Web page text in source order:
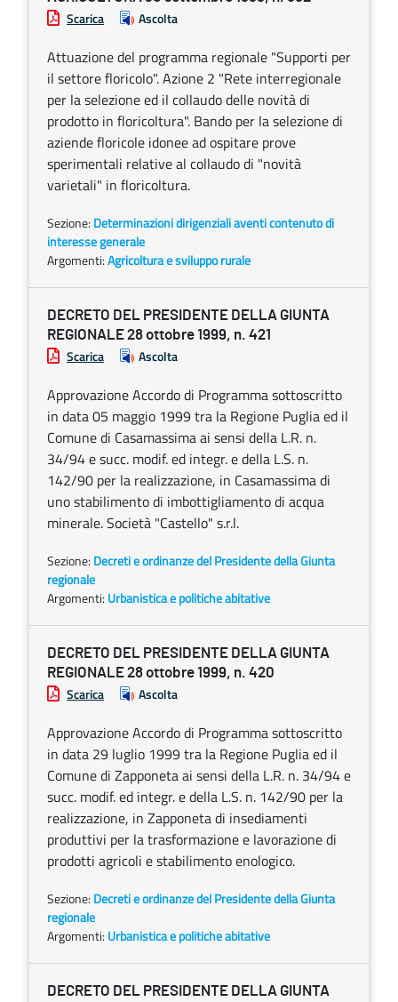
Scarica Ascolta
Attuazione del programma regionale "Supporti per
il settore floricolo". Azione 2 "Rete interregionale
per la selezione ed il collaudo delle novità di
prodotto in floricoltura". Bando per la selezione di
aziende floricole idonee ad ospitare prove
sperimentali relative al collaudo di "novità
varietali" in floricoltura.
Sezione: Determinazioni dirigenziali aventi contenuto di
interesse generale
Argomenti:Agricoltura e sviluppo rurale
DECRETO DEL PRESIDENTE DELLA GIUNTA
REGIONALE 28 ottobre 1999, n. 421
Scarica Ascolta
Approvazione Accordo di Programma sottoscritto
in data 05 maggio 1999 tra la Regione Puglia ed il
Comune di Casamassima ai sensi della L.R. n.
34/94 e succ. modif. ed integr. e della L.S. n.
142/90 per la realizzazione, in Casamassima di
uno stabilimento di imbottigliamento di acqua
minerale. Società "Castello" s.r.l.
Sezione: Decreti e ordinanze del Presidente della Giunta
regionale
Argomenti: Urbanistica e politiche abitative
DECRETO DEL PRESIDENTE DELLA GIUNTA
REGIONALE 28 ottobre 1999, n. 420
Scarica Ascolta
Approvazione Accordo di Programma sottoscritto
in data 29 luglio 1999 tra la Regione Puglia ed il
Comune di Zapponeta ai sensi della L.R. n. 34/94 e
succ. modif. ed integr. e della L.S. n. 142/90 per la
realizzazione, in Zapponeta di insediamenti
produttivi per la trasformazione e lavorazione di
prodotti agricoli e stabilimento enologico.
Sezione: Decreti e ordinanze del Presidente della Giunta
regionale
Argomenti: Urbanistica e politiche abitative
DECRETO DEL PRESIDENTE DELLA GIUNTA